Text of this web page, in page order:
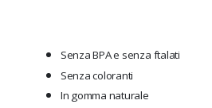
Senza BPA e senza ftalati
Senza coloranti
In gomma naturale